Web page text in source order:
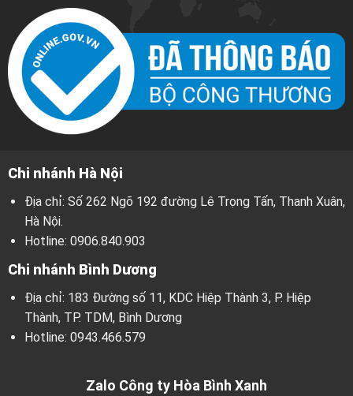
Chi nhánh Hà Nội
Địa chỉ: Số 262 Ngõ 192 đường Lê Trọng Tấn, Thanh Xuân,
Hà Nội.
Hotline: 0906.840.903
Chi nhánh Bình Dương
Địa chỉ: 183 Đường số 11, KDC Hiệp Thành 3, P. Hiệp
Thành, TP. TDM, Bình Dương
Hotline: 0943.466.579
Zalo Công ty Hòa Bình Xanh